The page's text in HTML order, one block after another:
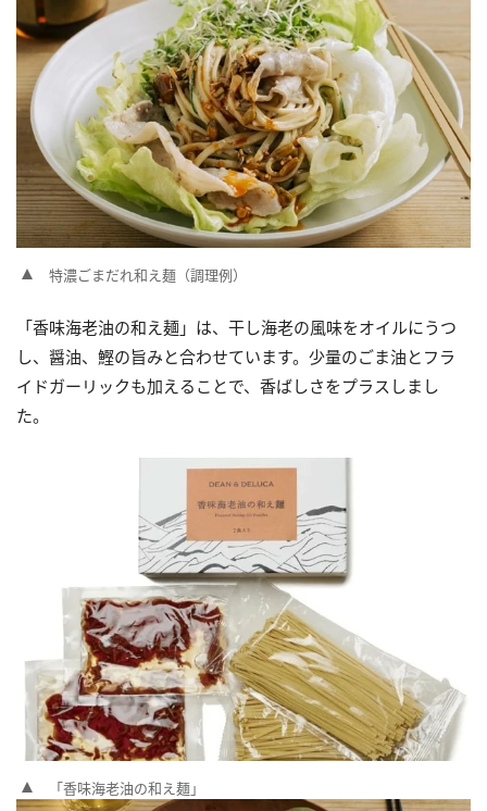
特濃ごまだれ和え麺（調理例）
「香味海老油の和え麺」は、干し海老の風味をオイルにうつ
し、醤油、鰹の旨みと合わせています。少量のごま油とフラ
イドガーリックも加えることで、香ばしさをプラスしまし
た。
「香味海老油の和え麺」